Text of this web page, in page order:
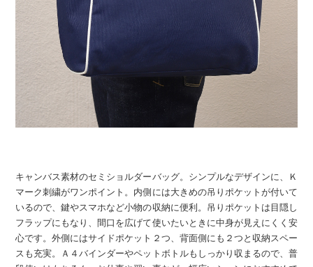
キャンバス素材のセミショルダーバッグ。シンプルなデザインに、Ｋ
マーク刺繍がワンポイント。内側には大きめの吊りポケットが付いて
いるので、鍵やスマホなど小物の収納に便利。吊りポケットは目隠し
フラップにもなり、間口を広げて使いたいときに中身が見えにくく安
心です。外側にはサイドポケット２つ、背面側にも２つと収納スペー
スも充実。Ａ４バインダーやペットボトルもしっかり収まるので、普